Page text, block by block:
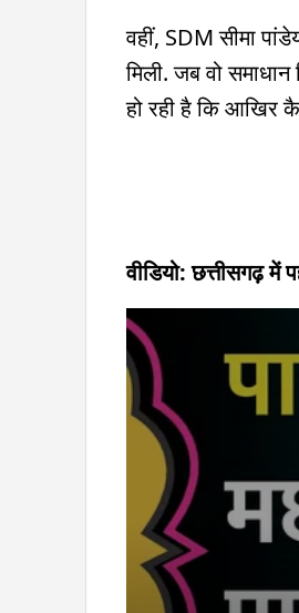
वहीं, SDM सीमा
मिली. जब वो
हो रही है कि आखिर
वीडियो: छत्तीसगढ़ में